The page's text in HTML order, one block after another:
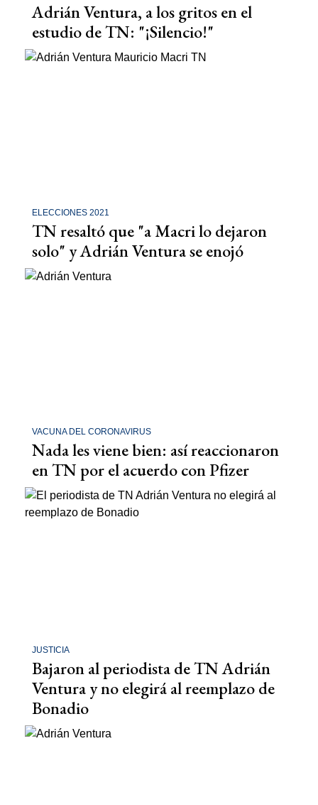
Adrián Ventura, a los gritos en el
estudio de TN: "¡Silencio!"
ELECCIONES 2021
TN resaltó que "a Macri lo dejaron
solo" y Adrián Ventura se enojó
VACUNA DEL CORONAVIRUS
Nada les viene bien: así reaccionaron
en TN por el acuerdo con Pfizer
JUSTICIA
Bajaron al periodista de TN Adrián
Ventura y no elegirá al reemplazo de
Bonadio